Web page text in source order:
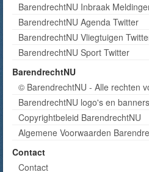
BarendrechtNU Inbraak
BarendrechtNU Agenda Twitter
BarendrechtNU Vliegtuigen
BarendrechtNU Sport Twitter
BarendrechtNU
© BarendrechtNU - Alle rechten
BarendrechtNU logo's en banners
Copyrightbeleid BarendrechtNU
Algemene Voorwaarden
Contact
Contact